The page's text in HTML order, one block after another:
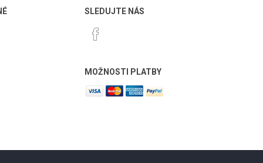
SLEDUJTE NÁS
MOŽNOSTI PLATBY